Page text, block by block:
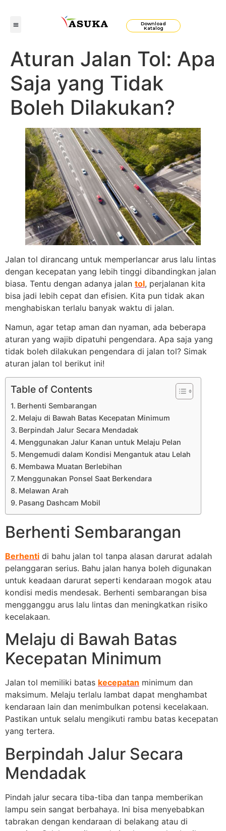
Download
Katalog
Aturan Jalan Tol: Apa
Saja yang Tidak
Boleh Dilakukan?
Jalan tol dirancang untuk memperlancar arus lalu lintas
dengan kecepatan yang lebih tinggi dibandingkan jalan
biasa. Tentu dengan adanya jalan tol, perjalanan kita
bisa jadi lebih cepat dan efisien. Kita pun tidak akan
menghabiskan terlalu banyak waktu di jalan.
Namun, agar tetap aman dan nyaman, ada beberapa
aturan yang wajib dipatuhi pengendara. Apa saja yang
tidak boleh dilakukan pengendara di jalan tol? Simak
aturan jalan tol berikut ini!
Table of Contents
Berhenti Sembarangan
Melaju di Bawah Batas Kecepatan Minimum
Berpindah Jalur Secara Mendadak
Menggunakan Jalur Kanan untuk Melaju Pelan
Mengemudi dalam Kondisi Mengantuk atau Lelah
Membawa Muatan Berlebihan
Menggunakan Ponsel Saat Berkendara
Melawan Arah
Pasang Dashcam Mobil
Berhenti Sembarangan
Berhenti di bahu jalan tol tanpa alasan darurat adalah
pelanggaran serius. Bahu jalan hanya boleh digunakan
untuk keadaan darurat seperti kendaraan mogok atau
kondisi medis mendesak. Berhenti sembarangan bisa
mengganggu arus lalu lintas dan meningkatkan risiko
kecelakaan.
Melaju di Bawah Batas
Kecepatan Minimum
Jalan tol memiliki batas kecepatan minimum dan
maksimum. Melaju terlalu lambat dapat menghambat
kendaraan lain dan menimbulkan potensi kecelakaan.
Pastikan untuk selalu mengikuti rambu batas kecepatan
yang tertera.
Berpindah Jalur Secara
Mendadak
Pindah jalur secara tiba-tiba dan tanpa memberikan
lampu sein sangat berbahaya. Ini bisa menyebabkan
tabrakan dengan kendaraan di belakang atau di